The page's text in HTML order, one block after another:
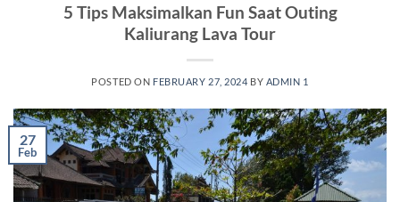
5 Tips Maksimalkan Fun Saat Outing
Kaliurang Lava Tour
POSTED ON FEBRUARY 27, 2024 BY ADMIN 1
27
Feb